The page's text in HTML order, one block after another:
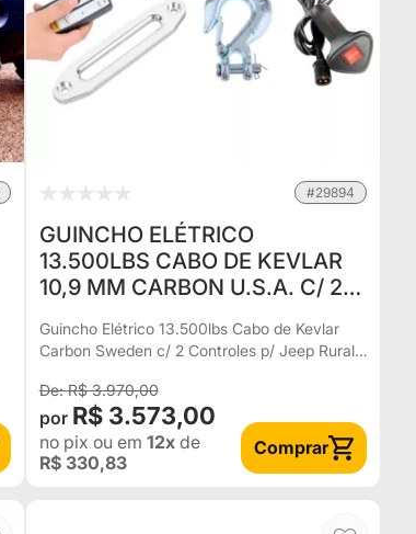
#29894
GUINCHO ELÉTRICO
13.500LBS CABO DE KEVLAR
10,9 MM CARBON U.S.A. C/ 2
F75 TROLLER L200 HILUX
Guincho Elétrico 13.500lbs Cabo de Kevlar
Carbon Sweden c/ 2 Controles p/ Jeep Rural
R$ 3.970,00
R$ 3.573,00
no pix ou em 12xde
R$ 330,83
Comprar